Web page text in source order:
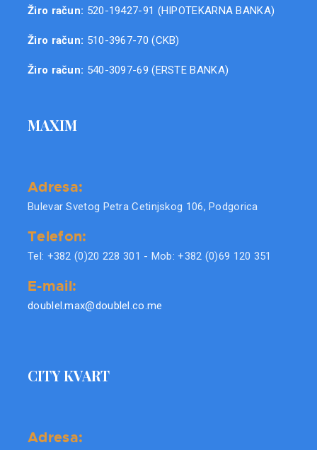
Žiro račun: 520-19427-91 (HIPOTEKARNA BANKA)
Žiro račun: 510-3967-70 (CKB)
Žiro račun: 540-3097-69 (ERSTE BANKA)
MAXIM
Adresa:
Bulevar Svetog Petra Cetinjskog 106, Podgorica
Telefon:
Tel: +382 (0)20 228 301 - Mob: +382 (0)69 120 351
E-mail:
doublel.max@doublel.co.me
CITY KVART
Adresa: